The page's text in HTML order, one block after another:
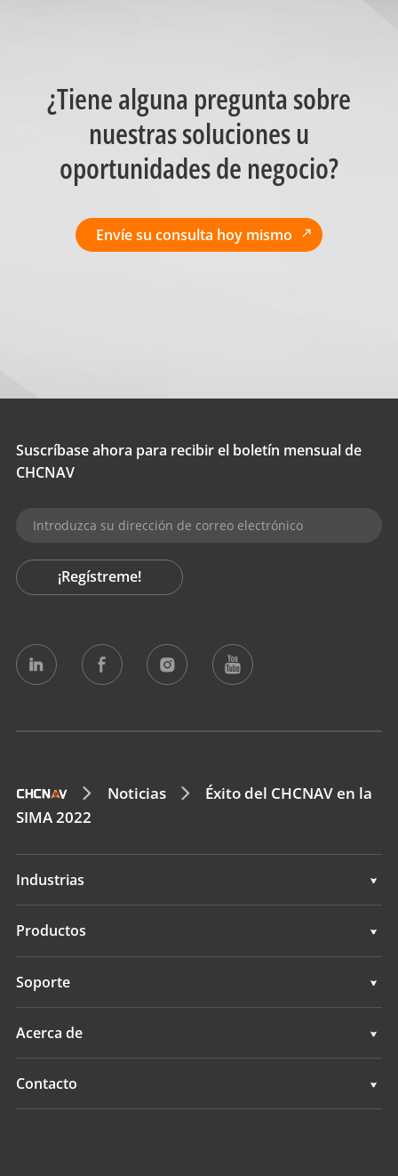
¿Tiene alguna pregunta sobre
nuestras soluciones u
oportunidades de negocio?
Envíe su consulta hoy mismo
Suscríbase ahora para recibir el boletín mensual de
CHCNAV
¡Regístreme!
Noticias
Éxito del CHCNAV en la
SIMA 2022
Industrias
Geoespacial
Navegación
Productos
Geoespacial
Navegación
Soporte
Soporte
Acerca de
Descripción general
Contacto